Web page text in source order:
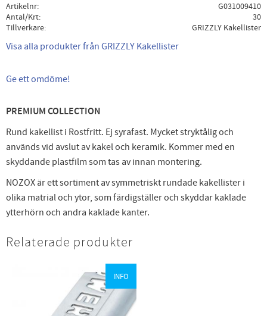
Artikelnr
G031009410
Antal/Krt
30
Tillverkare
GRIZZLY Kakellister
Visa alla produkter från GRIZZLY Kakellister
Ge ett omdöme!
PREMIUM COLLECTION
Rund kakellist i Rostfritt. Ej syrafast. Mycket stryktålig och
används vid avslut av kakel och keramik. Kommer med en
skyddande plastfilm som tas av innan montering.
NOZOX är ett sortiment av symmetriskt rundade kakellister i
olika matrial och ytor, som färdigställer och skyddar kaklade
ytterhörn och andra kaklade kanter.
Relaterade produkter
INFO